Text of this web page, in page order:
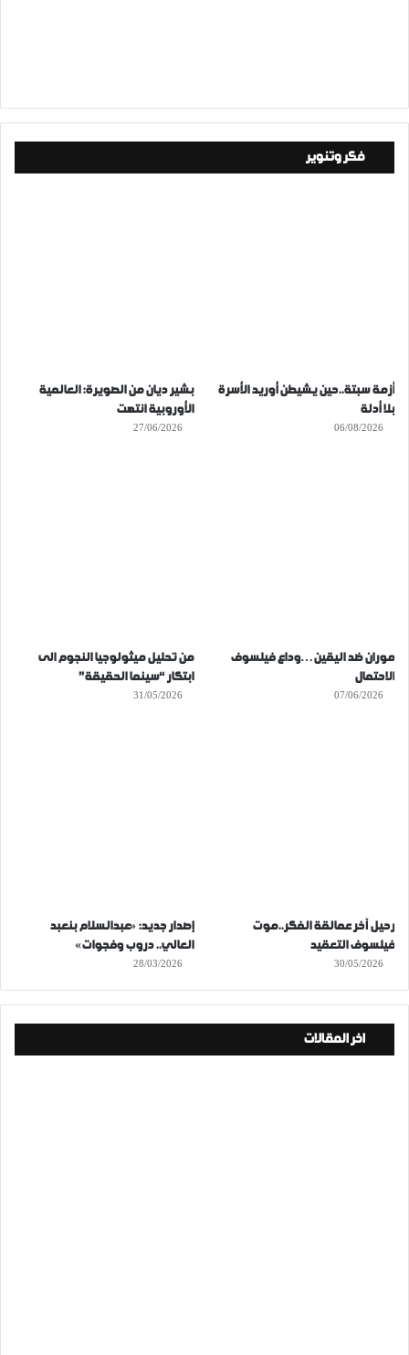
فكر وتنوير
أزمة سبتة..حين يشيطن أوريد الأسرة
بلا أدلة
06/08/2026
بشير ديان من الصويرة: العالمية
الأوروبية انتهت
27/06/2026
موران ضد اليقين…وداع فيلسوف
الاحتمال
07/06/2026
من تحليل ميثولوجيا النجوم الى
ابتكار “سينما الحقيقة”
31/05/2026
رحيل آخر عمالقة الفكر..موت
فيلسوف التعقيد
30/05/2026
إصدار جديد: «عبدالسلام بنعبد
العالي.. دروب وفجوات»
28/03/2026
اخر المقالات